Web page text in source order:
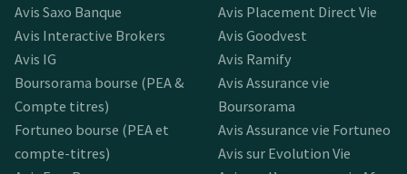
Avis Saxo Banque
Avis Interactive Brokers
Avis IG
Boursorama bourse (PEA &
Compte titres)
Fortuneo bourse (PEA et
compte-titres)
Avis Placement Direct Vie
Avis Goodvest
Avis Ramify
Avis Assurance vie
Boursorama
Avis Assurance vie Fortuneo
Avis sur Evolution Vie